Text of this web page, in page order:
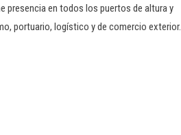
presencia en todos los puertos de altura y
portuario, logístico y de comercio exterior.